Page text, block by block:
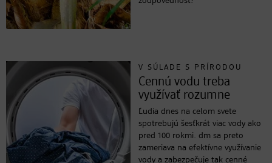
V SÚLADE S PRÍRODOU
Cennú vodu treba
využívať rozumne
Ľudia dnes na celom svete
spotrebujú šesťkrát viac vody ako
pred 100 rokmi. dm sa preto
zameriava na efektívne využívanie
vody a zabezpečuje tak cenné